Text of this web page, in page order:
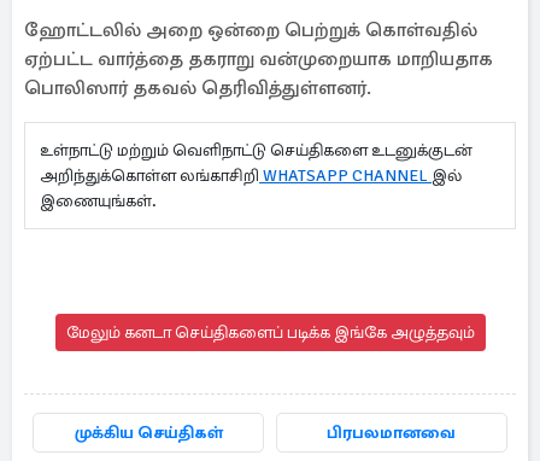
ஹோட்டலில் அறை ஒன்றை பெற்றுக் கொள்வதில்
ஏற்பட்ட வார்த்தை தகராறு வன்முறையாக மாறியதாக
பொலிஸார் தகவல் தெரிவித்துள்ளனர்.
உள்நாட்டு மற்றும் வெளிநாட்டு செய்திகளை உடனுக்குடன்
அறிந்துக்கொள்ள லங்காசிறி WHATSAPP CHANNEL இல்
இணையுங்கள்.
மேலும் கனடா செய்திகளைப் படிக்க இங்கே அழுத்தவும்
முக்கிய செய்திகள் பிரபலமானவை